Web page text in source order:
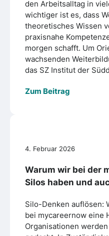
den Arbeitsalltag in
wichtiger ist es, dass
theoretisches Wissen
praxisnahe
morgen schafft. Um
wachsenden
das SZ Institut der
Zum Beitrag
4. Februar 2026
Warum wir bei der
Silos haben und
Silo-Denken auflösen:
bei mycareernow eine
Organisationen